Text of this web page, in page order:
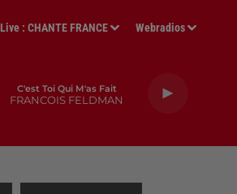
Live :CHANTE FRANCE Webradios
C'est Toi Qui M'as Fait
FRANCOIS FELDMAN